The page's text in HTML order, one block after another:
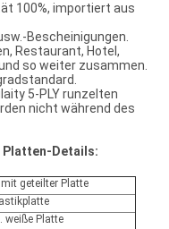
100%, importiert aus
Bescheinigungen.
Restaurant, Hotel,
so weiter zusammen.
5-PLY runzelten
nicht während des
Details:
geteilter Platte
weiße Platte